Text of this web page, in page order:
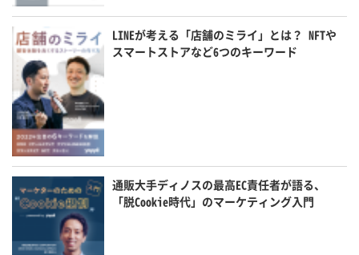
LINEが考える「店舗のミライ」とは？ NFTや
スマートストアなど6つのキーワード
通販大手ディノスの最高EC責任者が語る、
「脱Cookie時代」のマーケティング入門